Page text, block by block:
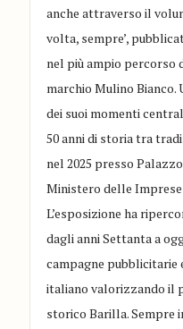
anche attraverso il
volta, sempre’,
nel più ampio percorso
marchio Mulino Bianco.
dei suoi momenti
50 anni di storia tra
nel 2025 presso
Ministero delle
L’esposizione ha
dagli anni Settanta a
campagne
italiano valorizzando il
storico Barilla. Sempre